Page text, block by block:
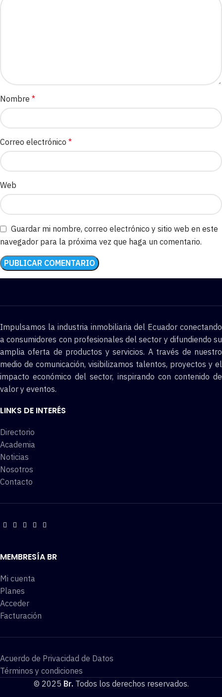
Nombre *
Correo electrónico *
Web
Guardar mi nombre, correo electrónico y sitio web en este
navegador para la próxima vez que haga un comentario.
Impulsamos la industria inmobiliaria del Ecuador conectando
a consumidores con profesionales del sector y difundiendo su
amplia oferta de productos y servicios. A través de nuestro
medio de comunicación, visibilizamos talentos, proyectos y el
impacto económico del sector, inspirando con contenido de
valor y eventos.
LINKS DE INTERÉS
Directorio
Academia
Noticias
Nosotros
Contacto
MEMBRESÍA BR
Mi cuenta
Planes
Acceder
Facturación
Acuerdo de Privacidad de Datos
Términos y condiciones
© 2025 Br.Todos los derechos reservados.